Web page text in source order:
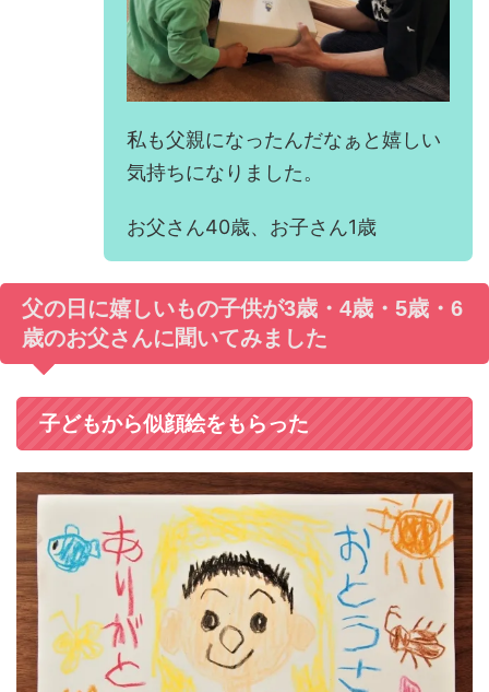
私も父親になったんだなぁと嬉しい
気持ちになりました。
お父さん40歳、お子さん1歳
父の日に嬉しいもの子供が3歳・4歳・5歳・6
歳のお父さんに聞いてみました
子どもから似顔絵をもらった